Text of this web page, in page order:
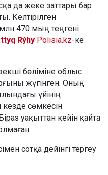
да жеке заттары бар
Келтірілген
470 мың теңгені
Rýhy Polisia.kz-ке
бөліміне облыс
жүгінген. Оның
үйінің
сөмкесін
уақыттан кейін қайта
сотқа дейінгі тергеу